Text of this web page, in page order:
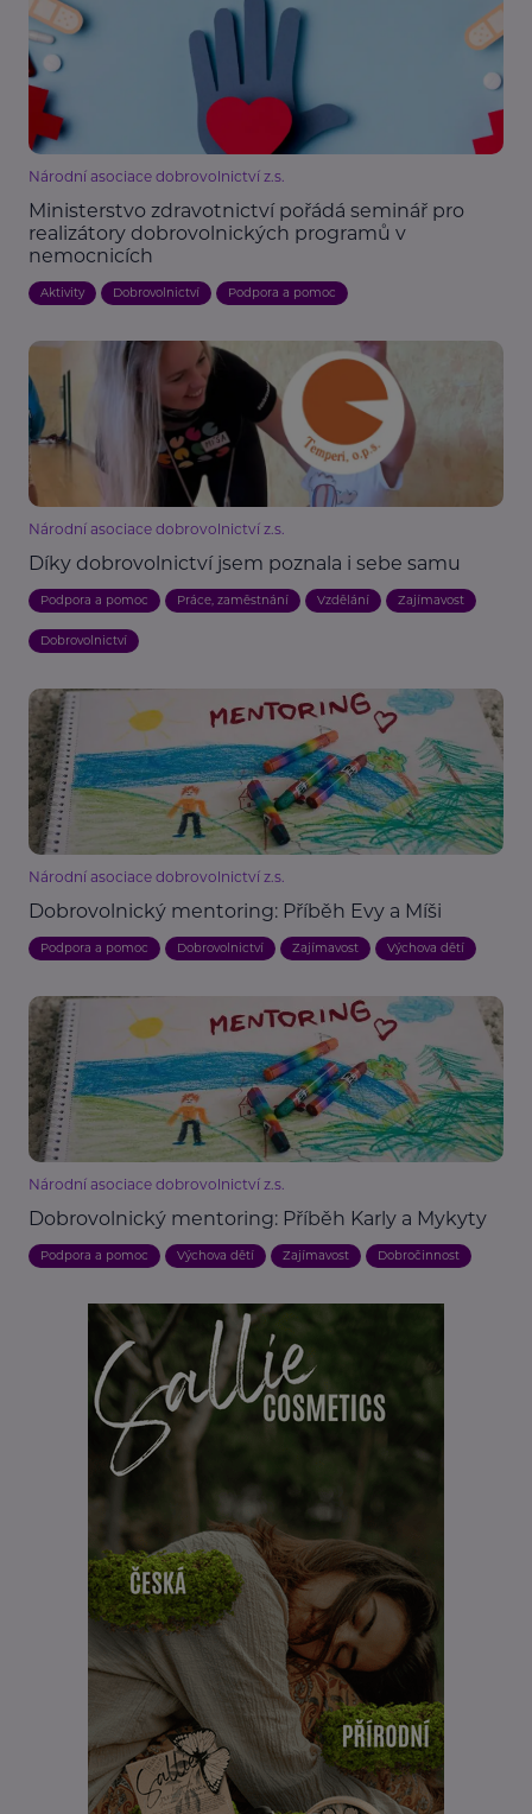
Národní asociace dobrovolnictví z.s.
Ministerstvo zdravotnictví pořádá seminář pro
realizátory dobrovolnických programů v
nemocnicích
Aktivity Dobrovolnictví Podpora a pomoc
Národní asociace dobrovolnictví z.s.
Díky dobrovolnictví jsem poznala i sebe samu
Podpora a pomoc Práce, zaměstnání Vzdělání Zajímavost
Dobrovolnictví
Národní asociace dobrovolnictví z.s.
Dobrovolnický mentoring: Příběh Evy a Míši
Podpora a pomoc Dobrovolnictví Zajímavost Výchova dětí
Národní asociace dobrovolnictví z.s.
Dobrovolnický mentoring: Příběh Karly a Mykyty
Podpora a pomoc Výchova dětí Zajímavost Dobročinnost